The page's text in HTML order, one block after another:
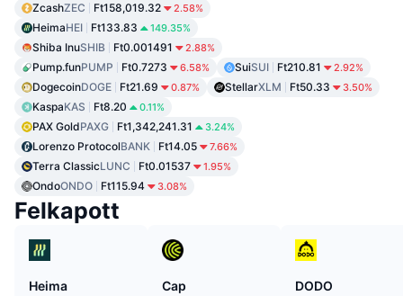
ZcashZEC Ft158,019.32 2.58%
HeimaHEI Ft133.83 149.35%
Shiba InuSHIB Ft0.001491 2.88%
Pump.funPUMP Ft0.7273 6.58% SuiSUI Ft210.81 2.92%
DogecoinDOGE Ft21.69 0.87% StellarXLM Ft50.33 3.50%
KaspaKAS Ft8.20 0.11%
PAX GoldPAXG Ft1,342,241.31 3.24%
Lorenzo ProtocolBANK Ft14.05 7.66%
Terra ClassicLUNC Ft0.01537 1.95%
OndoONDO Ft115.94 3.08%
Felkapott
Heima
Cap
DODO